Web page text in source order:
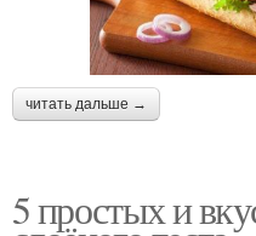
читать дальше →
5 простых и